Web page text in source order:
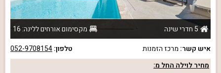
5 חדרי שינה
מקסימום אורחים ללינה: 16
איש קשר: מרכז הזמנות טלפון:052-9708154
מחיר לוילה החל מ: